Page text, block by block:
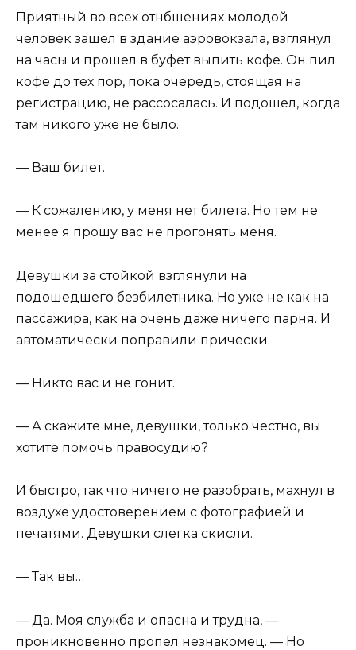
Приятный во всех отнбшениях молодой
человек зашел в здание аэровокзала, взглянул
на часы и прошел в буфет выпить кофе. Он пил
кофе до тех пор, пока очередь, стоящая на
регистрацию, не рассосалась. И подошел, когда
там никого уже не было.
— Ваш билет.
— К сожалению, у меня нет билета. Но тем не
менее я прошу вас не прогонять меня.
Девушки за стойкой взглянули на
подошедшего безбилетника. Но уже не как на
пассажира, как на очень даже ничего парня. И
автоматически поправили прически.
— Никто вас и не гонит.
— А скажите мне, девушки, только честно, вы
хотите помочь правосудию?
И быстро, так что ничего не разобрать, махнул в
воздухе удостоверением с фотографией и
печатями. Девушки слегка скисли.
— Так вы…
— Да. Моя служба и опасна и трудна, —
проникновенно пропел незнакомец. — Но